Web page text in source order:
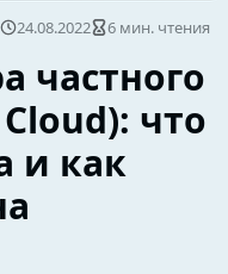
частного
что
и как
24.08.2022 6 мин. чтения